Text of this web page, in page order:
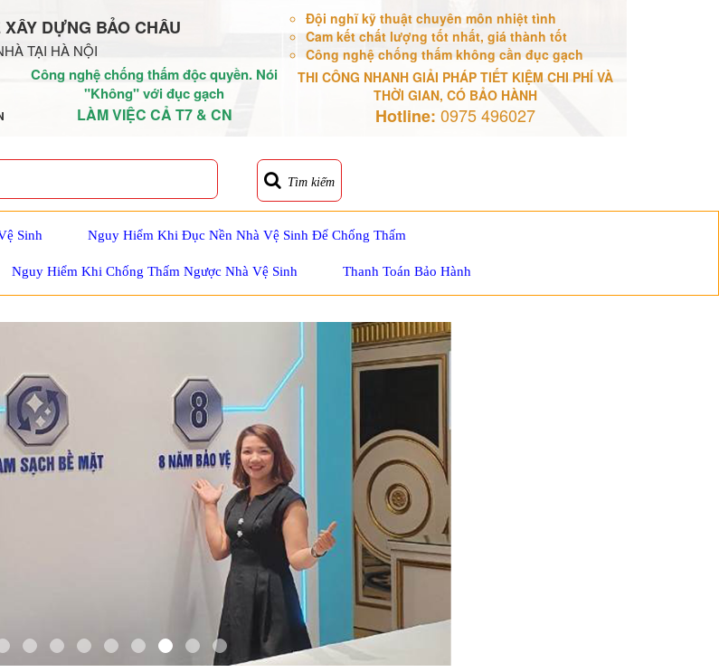
DỰNG BẢO CHÂU
TẠI HÀ NỘI
Công nghệ chống thấm độc quyền. Nói
"Không" với đục gạch
LÀM VIỆC CẢ T7 & CN
Đội nghĩ kỹ thuật chuyên môn nhiệt tình
Cam kết chất lượng tốt nhất, giá thành tốt
Công nghệ chống thấm không cần đục gạch
THI CÔNG NHANH GIẢI PHÁP TIẾT KIỆM CHI PHÍ VÀ
THỜI GIAN, CÓ BẢO HÀNH
Hotline: 0975 496027
Tìm kiếm
Sinh Nguy Hiểm Khi Đục Nền Nhà Vệ Sinh Để Chống Thấm
Nguy Hiểm Khi Chống Thấm Ngược Nhà Vệ Sinh Thanh Toán Bảo Hành